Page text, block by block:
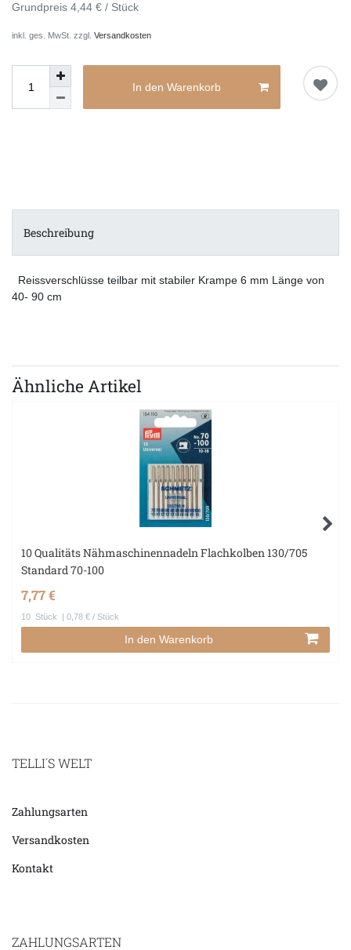
Grundpreis 4,44 € / Stück
inkl. ges. MwSt. zzgl. Versandkosten
In den Warenkorb
Beschreibung
Reissverschlüsse teilbar mit stabiler Krampe 6 mm Länge von
40- 90 cm
Ähnliche Artikel
10 Qualitäts Nähmaschinennadeln Flachkolben 130/705
Standard 70-100
7,77 €
10 Stück | 0,78 € / Stück
In den Warenkorb
TELLI´S WELT
Zahlungsarten
Versandkosten
Kontakt
ZAHLUNGSARTEN